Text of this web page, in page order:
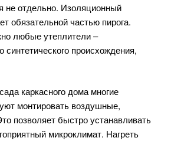
не отдельно. Изоляционный
обязательной частью пирога.
любые утеплители –
синтетического происхождения,
каркасного дома многие
монтировать воздушные,
позволяет быстро устанавливать
микроклимат. Нагреть